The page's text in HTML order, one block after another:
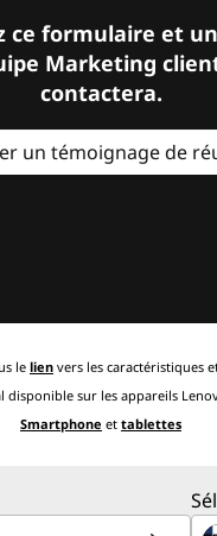
ce formulaire et
Marketing
contactera.
un témoignage de
le lien vers les caractéristiques
disponible sur les appareils
Smartphone et tablettes